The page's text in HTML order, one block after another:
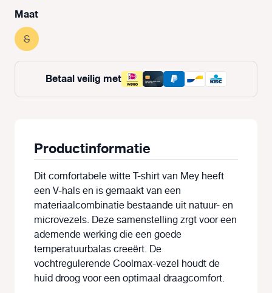
Selecteer
Maat
S(Deze optie is momenteel niet beschikbaar.)
Betaal veilig met
Productinformatie
Dit comfortabele witte T-shirt van Mey heeft
een V-hals en is gemaakt van een
materiaalcombinatie bestaande uit natuur- en
microvezels. Deze samenstelling zrgt voor een
ademende werking die een goede
temperatuurbalas creeërt. De
vochtregulerende Coolmax-vezel houdt de
huid droog voor een optimaal draagcomfort.